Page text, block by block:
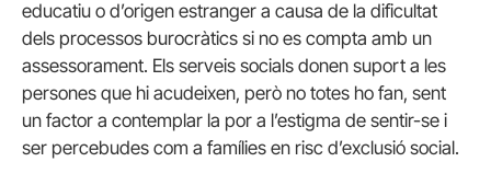
educatiu o d’origen estranger a causa de la dificultat
dels processos burocràtics si no es compta amb un
assessorament. Els serveis socials donen suport a les
persones que hi acudeixen, però no totes ho fan, sent
un factor a contemplar la por a l’estigma de sentir-se i
ser percebudes com a famílies en risc d’exclusió social.